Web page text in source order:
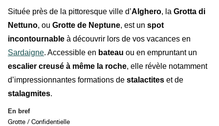
Située près de la pittoresque ville d’Alghero, la Grotta di
Nettuno, ou Grotte de Neptune, est un spot
incontournable à découvrir lors de vos vacances en
Sardaigne. Accessible en bateau ou en empruntant un
escalier creusé à même la roche, elle révèle notamment
d’impressionnantes formations de stalactites et de
stalagmites.
En bref
Grotte / Confidentielle